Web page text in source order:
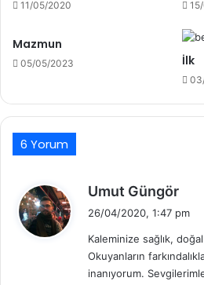
11/05/2020
Mazmun
05/05/2023 İlk
6 Yorum
Umut Güngör
i
k
i
26/04/2020, 1:47 pm
Kaleminize sağlık,
Okuyanların
inanıyorum.